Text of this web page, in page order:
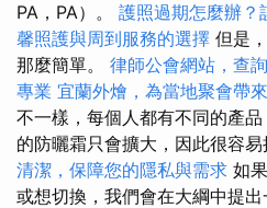
PA，PA）。 護照過期怎麼辦？
馨照護與周到服務的選擇 但是
那麼簡單。 律師公會網站，查
專業 宜蘭外燴，為當地聚會帶
不一樣，每個人都有不同的產
的防曬霜只會擴大，因此很容易
清潔，保障您的隱私與需求 如
或想切換，我們會在大綱中提